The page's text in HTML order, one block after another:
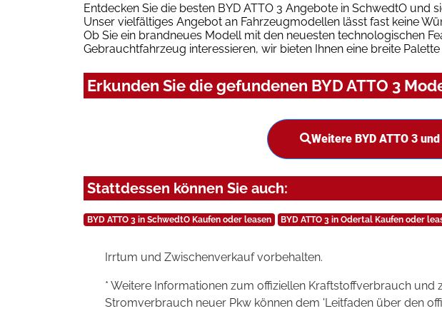
Entdecken Sie die besten BYD ATTO 3 Angebote in SchwedtO und
Unser vielfältiges Angebot an Fahrzeugmodellen lässt fast keine
Ob Sie ein brandneues Modell mit den neuesten technologischen
Gebrauchtfahrzeug interessieren, wir bieten Ihnen eine breite Palette
Erkunden Sie die gefundenen BYD ATTO 3
Weitere BYD ATTO 3
Stattdessen können Sie auch:
BYD ATTO 3 in SchwedtO Kaufen oder leasen BYD ATTO 3 in Odertal Kaufen oder
Irrtum und Zwischenverkauf vorbehalten.
* Weitere Informationen zum offiziellen Kraftstoffverbrauch und
Stromverbrauch neuer Pkw können dem 'Leitfaden über den